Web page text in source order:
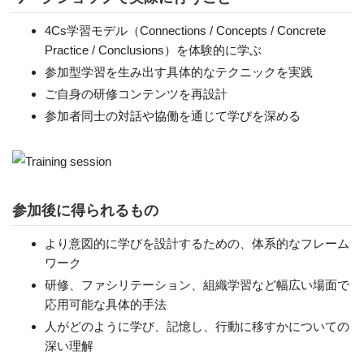
4Cs学習モデル（Connections / Concepts / Concrete
Practice / Conclusions）を体験的に学ぶ
参加型学習を生み出す具体的なテクニックを実践
ご自身の研修コンテンツを再設計
参加者同士の対話や協働を通じて学びを深める
参加後に得られるもの
より意図的に学びを設計するための、体系的なフレーム
ワーク
研修、ファシリテーション、組織学習など幅広い場面で
応用可能な具体的手法
人がどのように学び、記憶し、行動に移すかについての
深い理解